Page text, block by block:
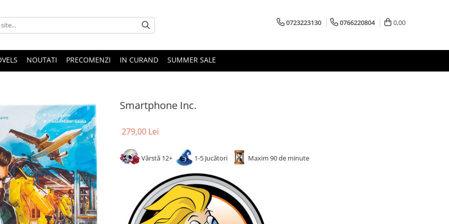
0723223130 0766220804 0,00
NOUTATI PRECOMENZI IN CURAND SUMMER SALE
Smartphone Inc.
279,00 Lei
Vârstă 12+ 1-5 Jucători Maxim 90 de minute